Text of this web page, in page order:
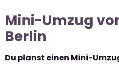
Mini-Umzug
Berlin
Du planst einen Mini-